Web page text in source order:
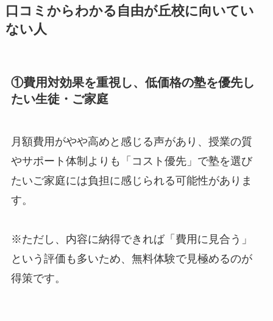
口コミからわかる自由が丘校に向いてい
ない人
①費用対効果を重視し、低価格の塾を優先し
たい生徒・ご家庭
月額費用がやや高めと感じる声があり、授業の質
やサポート体制よりも「コスト優先」で塾を選び
たいご家庭には負担に感じられる可能性がありま
す。
※ただし、内容に納得できれば「費用に見合う」
という評価も多いため、無料体験で見極めるのが
得策です。